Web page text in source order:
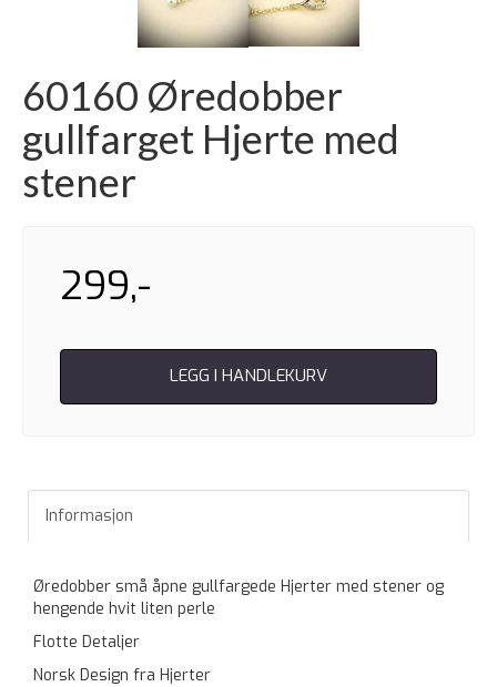
60160 Øredobber
gullfarget Hjerte med
stener
299,-
LEGG I HANDLEKURV
Informasjon
Øredobber små åpne gullfargede Hjerter med stener og
hengende hvit liten perle
Flotte Detaljer
Norsk Design fra Hjerter